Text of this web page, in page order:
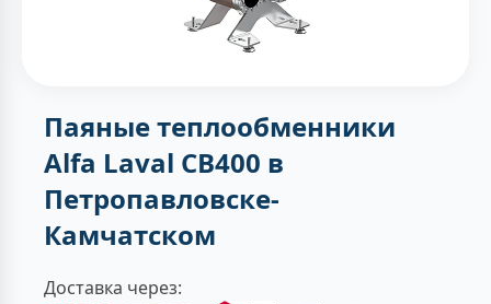
Паяные теплообменники
Alfa Laval CB400 в
Петропавловске-
Камчатском
Доставка через: